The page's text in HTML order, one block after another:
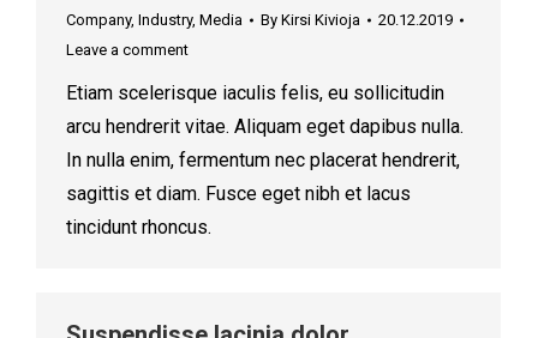
Company, Industry, Media By Kirsi Kivioja
20.12.2019
Leave a comment
Etiam scelerisque iaculis felis, eu sollicitudin
arcu hendrerit vitae. Aliquam eget dapibus nulla.
In nulla enim, fermentum nec placerat hendrerit,
sagittis et diam. Fusce eget nibh et lacus
tincidunt rhoncus.